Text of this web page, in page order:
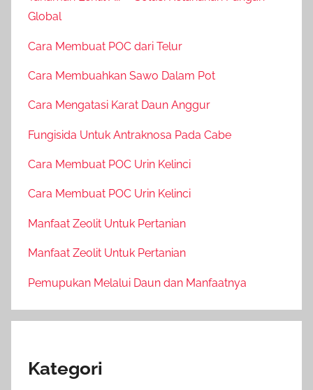
Global
Cara Membuat POC dari Telur
Cara Membuahkan Sawo Dalam Pot
Cara Mengatasi Karat Daun Anggur
Fungisida Untuk Antraknosa Pada Cabe
Cara Membuat POC Urin Kelinci
Cara Membuat POC Urin Kelinci
Manfaat Zeolit Untuk Pertanian
Manfaat Zeolit Untuk Pertanian
Pemupukan Melalui Daun dan Manfaatnya
Kategori